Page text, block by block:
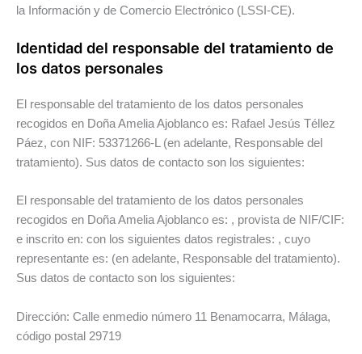
la Información y de Comercio Electrónico (LSSI-CE).
Identidad del responsable del tratamiento de
los datos personales
El responsable del tratamiento de los datos personales
recogidos en Doña Amelia Ajoblanco es: Rafael Jesús Téllez
Páez, con NIF: 53371266-L (en adelante, Responsable del
tratamiento). Sus datos de contacto son los siguientes:
El responsable del tratamiento de los datos personales
recogidos en Doña Amelia Ajoblanco es: , provista de NIF/CIF:
e inscrito en: con los siguientes datos registrales: , cuyo
representante es: (en adelante, Responsable del tratamiento).
Sus datos de contacto son los siguientes:
Dirección: Calle enmedio número 11 Benamocarra, Málaga,
código postal 29719